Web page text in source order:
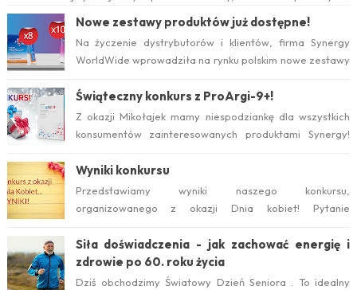
już w tym roku. Serwis internetow...
Nowe zestawy produktów już dostępne!
Na życzenie dystrybutorów i klientów, firma Synergy
WorldWide wprowadziła na rynku polskim nowe zestawy
Świąteczny konkurs z ProArgi-9+!
Z okazji Mikołajek mamy niespodziankę dla wszystkich
konsumentów zainteresowanych produktami Synergy!
Wyniki konkursu
Przedstawiamy wyniki naszego konkursu,
organizowanego z okazji Dnia kobiet! Pytanie
Siła doświadczenia - jak zachować energię i
zdrowie po 60. roku życia
Dziś obchodzimy Światowy Dzień Seniora . To idealny